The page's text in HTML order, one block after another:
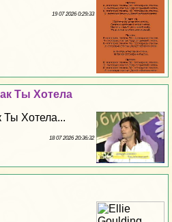
19 07 2026 0:29:33
Ты Хотела
Ты Хотела...
18 07 2026 20:36:32